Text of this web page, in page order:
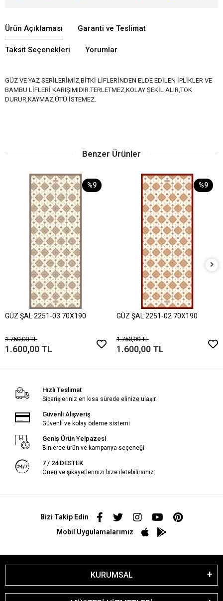
Ürün Açıklaması Garanti ve Teslimat
Taksit Seçenekleri Yorumlar
GÜZ VE YAZ SERİLERİMİZ,BİTKİ LİFLERİNDEN ELDE EDİLEN İPLİKLER VE
BAMBU LİFLERİ KARIŞIMIDIR.TERLETMEZ,KOLAY ŞEKİL ALIR,TOK
DURUR,KAYMAZ,ÜTÜ İSTEMEZ.
Benzer Ürünler
%9
GÜZ ŞAL 2251-03 70X190
1.750,00 TL
1.600,00 TL
%9
GÜZ ŞAL 2251-02 70X190
1.750,00 TL
1.600,00 TL
Hızlı Teslimat
Siparişleriniz en kısa sürede elinize ulaşır.
Güvenli Alışveriş
Güvenli ve kolay ödeme sistemi
Geniş Ürün Yelpazesi
Binlerce ürün ve kampanya seçeneği
7 / 24 DESTEK
Öneri ve şikayetlerinizi bize iletebilirsiniz.
Bizi Takip Edin
Mobil Uygulamalarımız
KURUMSAL